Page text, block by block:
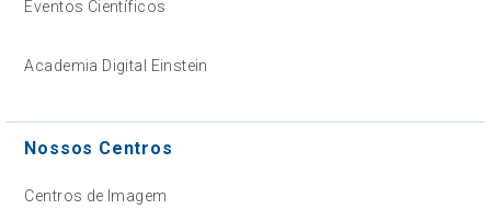
Eventos Científicos
Academia Digital Einstein
Nossos Centros
Centros de Imagem